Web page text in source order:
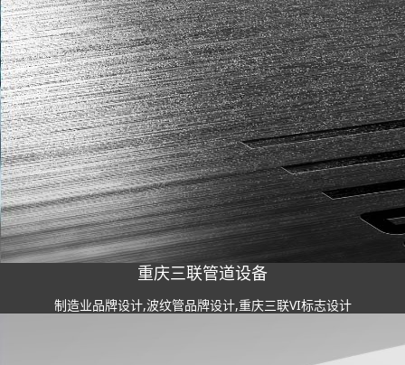
重庆三联管道设备
制造业品牌设计,波纹管品牌设计,重庆三联VI标志设计